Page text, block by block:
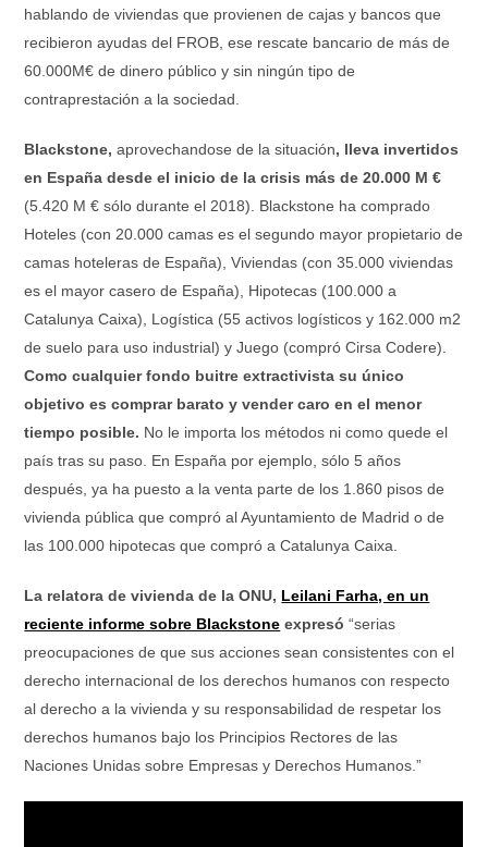
hablando de viviendas que provienen de cajas y bancos que
recibieron ayudas del FROB, ese rescate bancario de más de
60.000M€ de dinero público y sin ningún tipo de
contraprestación a la sociedad.
Blackstone,aprovechandose de la situación, lleva invertidos
en España desde el inicio de la crisis más de 20.000 M €
(5.420 M € sólo durante el 2018). Blackstone ha comprado
Hoteles (con 20.000 camas es el segundo mayor propietario de
camas hoteleras de España), Viviendas (con 35.000 viviendas
es el mayor casero de España), Hipotecas (100.000 a
Catalunya Caixa), Logística (55 activos logísticos y 162.000 m2
de suelo para uso industrial) y Juego (compró Cirsa Codere).
Como cualquier fondo buitre extractivista su único
objetivo es comprar barato y vender caro en el menor
tiempo posible. No le importa los métodos ni como quede el
país tras su paso. En España por ejemplo, sólo 5 años
después, ya ha puesto a la venta parte de los 1.860 pisos de
vivienda pública que compró al Ayuntamiento de Madrid o de
las 100.000 hipotecas que compró a Catalunya Caixa.
La relatora de vivienda de la ONU, Leilani Farha, en un
reciente informe sobre Blackstone expresó “serias
preocupaciones de que sus acciones sean consistentes con el
derecho internacional de los derechos humanos con respecto
al derecho a la vivienda y su responsabilidad de respetar los
derechos humanos bajo los Principios Rectores de las
Naciones Unidas sobre Empresas y Derechos Humanos.”